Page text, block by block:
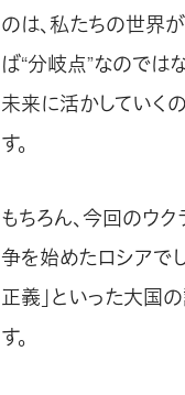
のは、私たちの世界
ば“分岐点”なのでは
未来に活かしていく
す。
もちろん、今回のウ
争を始めたロシアで
正義」といった大国
す。